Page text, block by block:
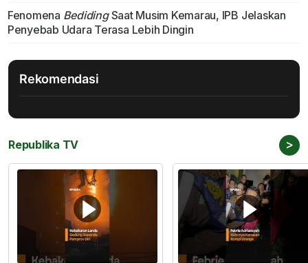
Fenomena BedidingSaat Musim Kemarau, IPB Jelaskan
Penyebab Udara Terasa Lebih Dingin
Rekomendasi
Republika TV >